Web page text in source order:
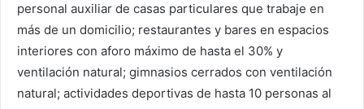
personal auxiliar de casas particulares que trabaje en
más de un domicilio; restaurantes y bares en espacios
interiores con aforo máximo de hasta el 30% y
ventilación natural; gimnasios cerrados con ventilación
natural; actividades deportivas de hasta 10 personas al